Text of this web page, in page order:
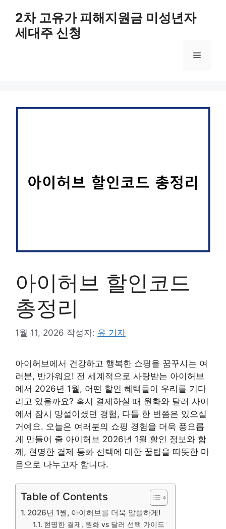
2차 고유가 피해지원금 미성년자
세대주 신청
메
아이허브 할인코드
총정리
1월 11, 2026 작성자: 유 기자
아이허브에서 건강하고 행복한 쇼핑을 꿈꾸시는 여
러분, 반가워요! 전 세계적으로 사랑받는 아이허브
에서 2026년 1월, 어떤 할인 혜택들이 우리를 기다
리고 있을까요? 혹시 결제하실 때 원화와 달러 사이
에서 잠시 망설이셨던 경험, 다들 한 번쯤은 있으실
거예요. 오늘은 여러분의 쇼핑 경험을 더욱 풍요롭
게 만들어 줄 아이허브 2026년 1월 할인 정보와 함
께, 현명한 결제 통화 선택에 대한 꿀팁을 따뜻한 마
음으로 나누고자 합니다.
Table of Contents
2026년 1월, 아이허브를 더욱 알뜰하게!
현명한 결제, 원화 vs 달러 선택 가이드